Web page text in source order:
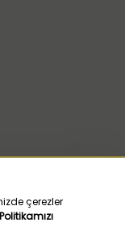
çerezler